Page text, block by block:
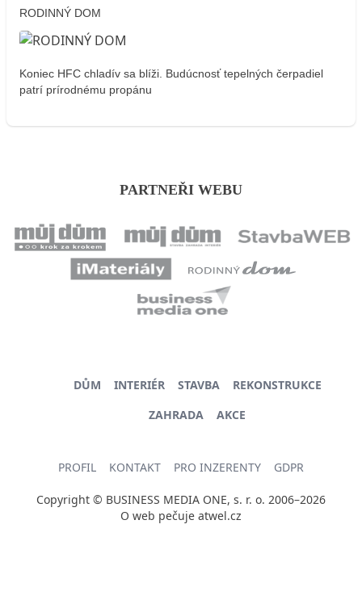
RODINNÝ DOM
Koniec HFC chladív sa blíži. Budúcnosť tepelných čerpadiel
patrí prírodnému propánu
PARTNEŘI WEBU
DŮM INTERIÉR STAVBA
REKONSTRUKCE
ZAHRADA
AKCE
PROFIL KONTAKT PRO INZERENTY GDPR
Copyright © BUSINESS MEDIA ONE, s. r. o. 2006–2026